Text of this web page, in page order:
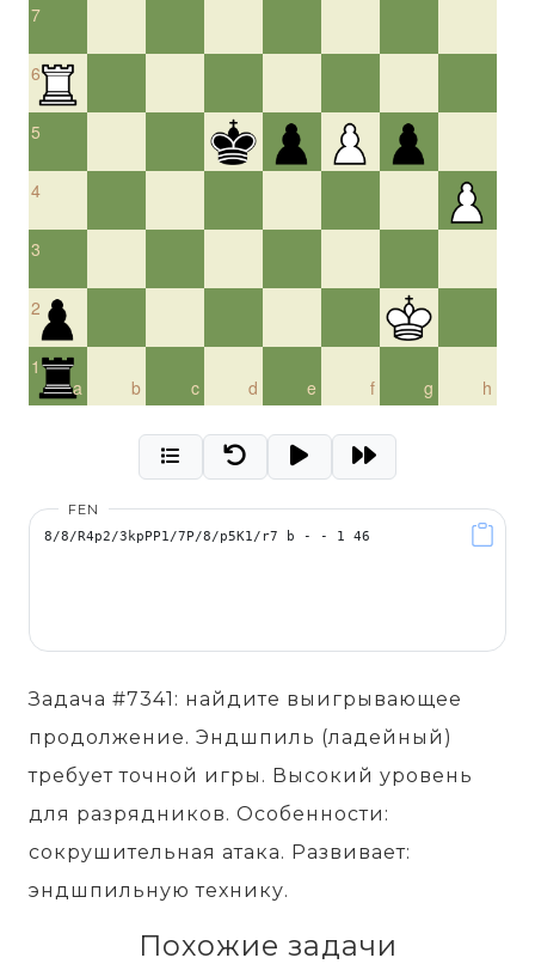
7
6
5
4
3
2
a
1
b
c d e f g h
FEN
Задача #7341: найдите выигрывающее
продолжение. Эндшпиль (ладейный)
требует точной игры. Высокий уровень
для разрядников. Особенности:
сокрушительная атака. Развивает:
эндшпильную технику.
Похожие задачи